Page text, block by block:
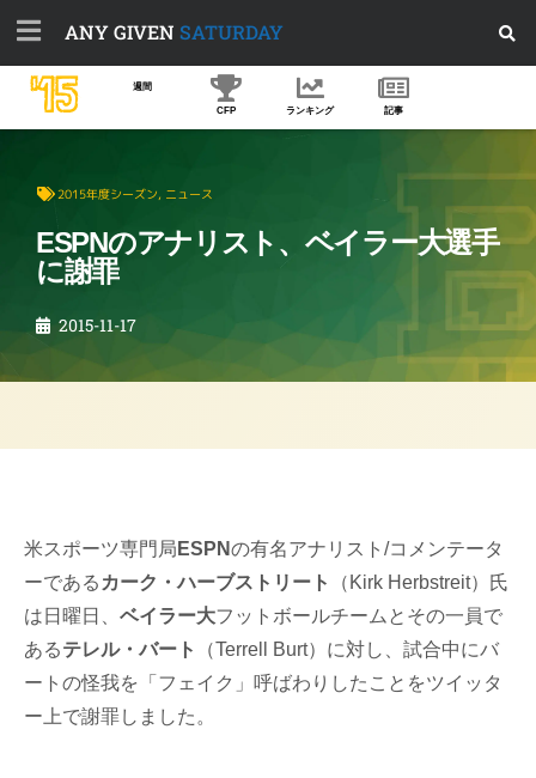
ANY GIVEN SATURDAY
'15 週間
CFP ランキング 記事
2015年度シーズン, ニュース
ESPNのアナリスト、ベイラー大選手
に謝罪
2015-11-17
米スポーツ専門局 ESPNの有名アナリスト/コメンテータ
ーである カーク・ハーブストリート
（Kirk Herbstreit）氏
は日曜日、 ベイラー大フットボールチームとその一員で
あるテレル・バート
（Terrell Burt）に対し、試合中にバ
ートの怪我を「フェイク」呼ばわりしたことをツイッタ
ー上で謝罪しました。